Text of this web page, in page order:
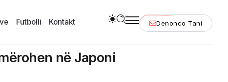
Futbolli Kontakt Denonco Tani
në Japoni